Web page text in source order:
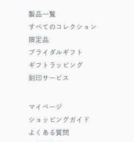
製品一覧
すべてのコレクション
限定品
ブライダルギフト
ギフトラッピング
刻印サービス
マイページ
ショッピングガイド
よくある質問